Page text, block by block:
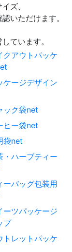
ズ、
いただけます。
ています。